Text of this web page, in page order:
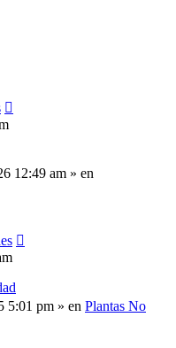
12:49 am » en
5:01 pm » en Plantas No